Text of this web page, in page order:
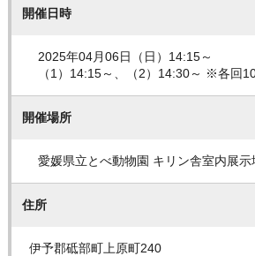
開催日時
2025年04月06日（日）14:15～
（1）14:15～、（2）14:30～ ※各回
開催場所
愛媛県立とべ動物園 キリン舎室内展示
住所
伊予郡砥部町上原町240